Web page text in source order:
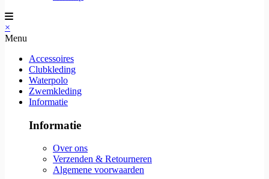
×
Menu
Accessoires
Clubkleding
Waterpolo
Zwemkleding
Informatie
Informatie
Over ons
Verzenden & Retourneren
Algemene voorwaarden